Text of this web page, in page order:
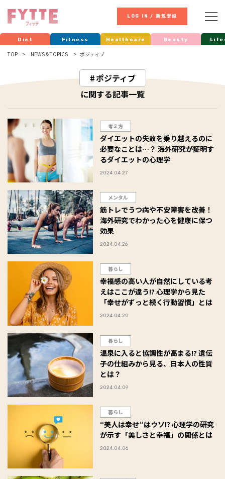
LOG IN / 新規登録
Diet Fitness Healthcare Beauty
TOP NEWS & TOPICS ポジティブ
ポジティブ
に関する記事一覧
考え方
ダイエットの失敗を乗り越えるのに
必要なことは…？ 海外研究が証明す
るダイエットの心理学
2024.04.27
メンタル
筋トレでうつ病や不安障害を改善！
海外研究でわかった心を健康に保つ
効果
2024.04.26
暮らし
幸福感の高い人が自然にしている考
えはここが違う!? 心理学から見た
「幸せがずっと続く行動習慣」とは
2024.04.20
暮らし
温泉に入ると協調性が高まる!? 遺伝
子の仕組みから見る、日本人の性質
とは？
2024.04.09
暮らし
“美人は幸せ”はウソ!? 心理学の研究
が示す「美しさと幸福」の関係とは
2024.04.06